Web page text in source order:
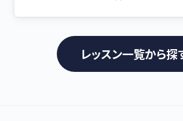
たい ✔ 言い回しや、かけ方 対応の仕方がわからない 大丈
て頂きます。 脅すようですが、実はビジネス電話は 会社のイメ
ージを大きく変えます。 ビジネスマナーの基本に値します。 自
ら苦手を発見し、どうすれば克服するのか？ 明日から変わるビ
た ✔ 「お箸の持ち方おかしいよ！」と言わ
掴めなくて、クロス箸や１本ずつで裂いて
いになっている ✔ よくこぼす ✔ 食べにくい お箸の使い方
レッスン一覧から探